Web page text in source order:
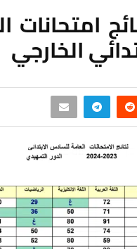
امتحانات
الخارجي